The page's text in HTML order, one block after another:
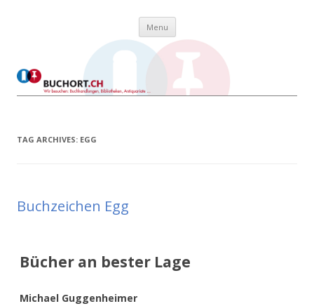
Wir besuchen: Buchhandlungen, Bibliotheken, Antiquariate …
Menu Skip to content
TAG ARCHIVES: EGG
Buchzeichen Egg
Bücher an bester Lage
Michael Guggenheimer